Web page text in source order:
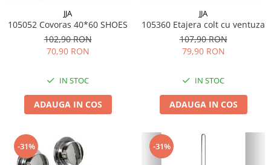
Mop
Pahare si cani
Suport farfurii
Suport vesela
Tacamuri
Tavi
Vase de gatit
JJA
105052 Covoras 40*60 SHOES
102,90 RON
70,90 RON
IN STOC
ADAUGA IN COS
JJA
105360 Etajera colt cu ventuza
107,90 RON
79,90 RON
IN STOC
ADAUGA IN COS
-31% -31%